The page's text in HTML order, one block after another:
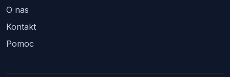
O nas
Kontakt
Pomoc